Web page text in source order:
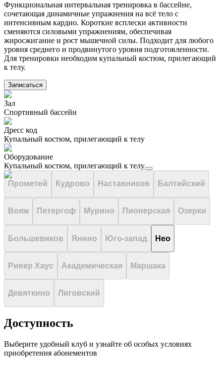
Функциональная интервальная тренировка в бассейне,
сочетающая динамичные упражнения на всё тело с
интенсивным кардио. Короткие всплески активности
сменяются силовыми упражнениям, обеспечивая
жиросжигание и рост мышечной силы. Подходит для любого
уровня среднего и продвинутого уровня подготовленности.
Для тренировки необходим купальный костюм, прилегающий
к телу.
Записаться
Зал
Спортивный бассейн
Дресс код
Купальный костюм, прилегающий к телу
Оборудование
Купальный костюм, прилегающий к телу
Прометей Кудрово Наставников Балтийский
Вояж Петергоф Мурино Пионерская Озерки
Большевиков Янино Юго-запад Нео
Ривер Хаус Академическая Маршака
Девяткино Лиговский
Доступность
Выберите удобный клуб и узнайте об особых условиях
приобретения абонементов